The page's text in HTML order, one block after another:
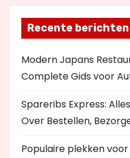
Recente berichten
Modern Japans
Complete Gids voor
Spareribs Express:
Over Bestellen,
Populaire plekken